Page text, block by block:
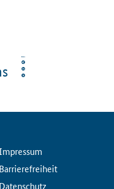
Barrierefreiheit
Datenschutz